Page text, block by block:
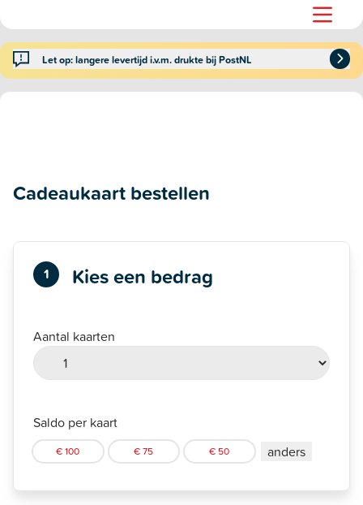
Let op: langere levertijd i.v.m. drukte bij PostNL
Cadeaukaart bestellen
1 Kies een bedrag
Aantal kaarten
Saldo per kaart
€ 100 € 75 € 50 anders